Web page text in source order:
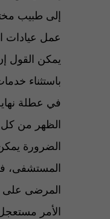
إلى طبيب
عمل عيادات
يمكن القول
باستثناء
في عطلة
الظهر من كل
الضرورة
المستشفى،
المرضى على
الأمر